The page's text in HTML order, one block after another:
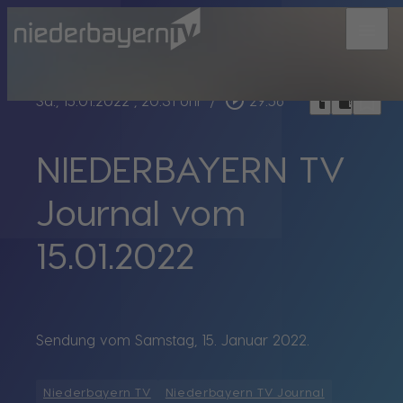
Sa., 15.01.2022, 20:31 Uhr / play_circle_outline 29:56 headphoneschrome_reader_modebookmark_border
NIEDERBAYERN TV
Journal vom
15.01.2022
Sendung vom Samstag, 15. Januar 2022.
Niederbayern TV
Niederbayern TV Journal